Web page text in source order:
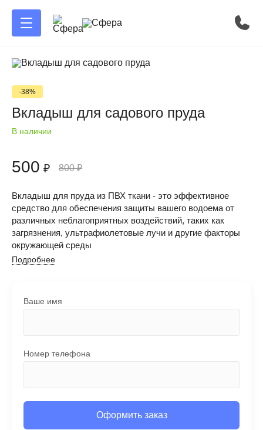
-38%
Вкладыш для садового пруда
В наличии
500 ₽ 800₽
Вкладыш для пруда из ПВХ ткани - это эффективное
средство для обеспечения защиты вашего водоема от
различных неблагоприятных воздействий, таких как
загрязнения, ультрафиолетовые лучи и другие факторы
окружающей среды
Подробнее
Ваше имя
Номер телефона
Оформить заказ